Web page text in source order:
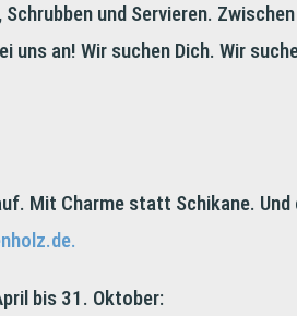
und Servieren.
uns an! Wir suchen Dich. Wir
Mit Charme statt Schikane.
bis 31. Oktober: